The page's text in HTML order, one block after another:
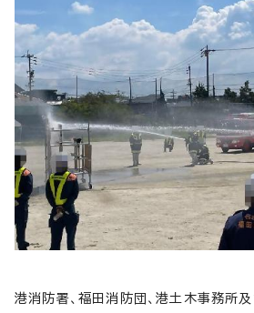
港消防署、福田消防団、港土木事務所